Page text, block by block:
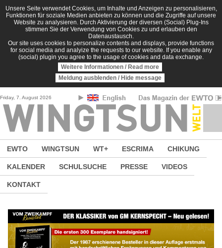
Direkt zum Inhalt
Unsere Seite verwendet Cookies, um Inhalte und Anzeigen zu personalisieren,
Funktionen für soziale Medien anbieten zu können und die Zugriffe auf unsere
Website zu analysieren. Durch Aktivierung der diversen (Social) Plug-Ins
stimmen Sie der Verwendung von Cookies zu und erlauben den
Datenaustausch.
Our site uses cookies to personalize contents and displays, provide functions
for social media and analyize the requests to our website. If you enable any
(social) plugin you agree to the usage of cookies and data exchange.
Weitere Informationen / Read more
Meldung ausblenden / Hide message
Friday, 7. August 2026
EWTO WINGTSUN WT+ ESCRIMA CHIKUNG
KALENDER SCHULSUCHE PRESSE VIDEOS
KONTAKT